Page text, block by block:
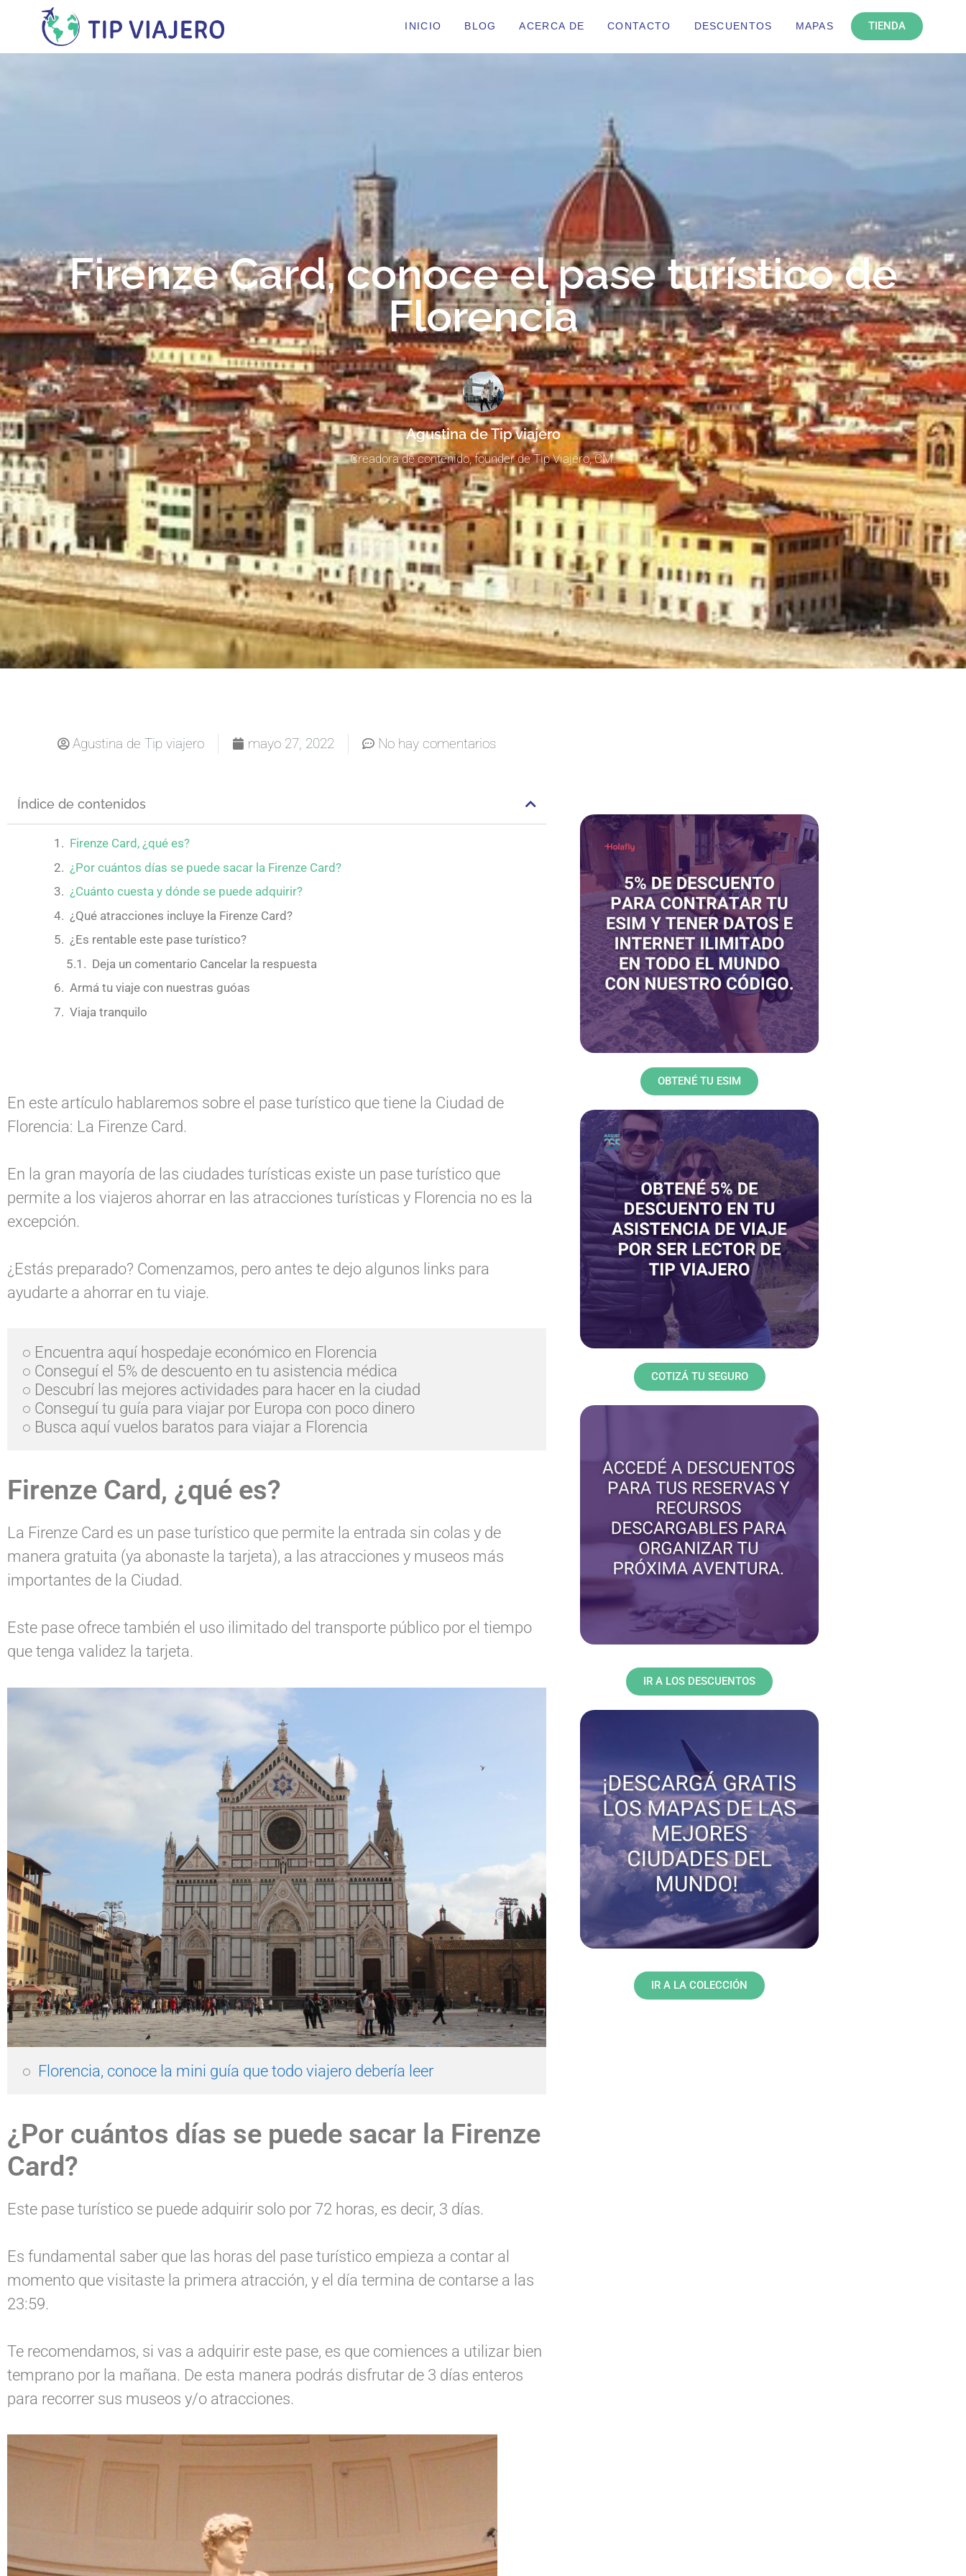
contenido
INICIO BLOG ACERCA DE CONTACTO DESCUENTOS MAPAS TIENDA
Firenze Card, conoce el pase turístico de
Florencia
Agustina de Tip viajero
Creadora de contenido, founder de Tip Viajero, CM.
Agustina de Tip viajero mayo 27, 2022 No hay comentarios
Índice de contenidos
Firenze Card, ¿qué es?
¿Por cuántos días se puede sacar la Firenze Card?
¿Cuánto cuesta y dónde se puede adquirir?
¿Qué atracciones incluye la Firenze Card?
¿Es rentable este pase turístico?
Deja un comentario Cancelar la respuesta
Armá tu viaje con nuestras guóas
Viaja tranquilo
En este artículo hablaremos sobre el pase turístico que tiene la Ciudad de
Florencia: La Firenze Card.
En la gran mayoría de las ciudades turísticas existe un pase turístico que
permite a los viajeros ahorrar en las atracciones turísticas y Florencia no es la
excepción.
¿Estás preparado? Comenzamos, pero antes te dejo algunos links para
ayudarte a ahorrar en tu viaje.
○ Encuentra aquí hospedaje económico en Florencia
○ Conseguí el 5% de descuento en tu asistencia médica
○ Descubrí las mejores actividades para hacer en la ciudad
○ Conseguí tu guía para viajar por Europa con poco dinero
○ Busca aquí vuelos baratos para viajar a Florencia
Firenze Card, ¿qué es?
La Firenze Card es un pase turístico que permite la entrada sin colas y de
manera gratuita (ya abonaste la tarjeta), a las atracciones y museos más
importantes de la Ciudad.
Este pase ofrece también el uso ilimitado del transporte público por el tiempo
que tenga validez la tarjeta.
○ Florencia, conoce la mini guía que todo viajero debería leer
¿Por cuántos días se puede sacar la Firenze
Card?
Este pase turístico se puede adquirir solo por 72 horas, es decir, 3 días.
Es fundamental saber que las horas del pase turístico empieza a contar al
momento que visitaste la primera atracción, y el día termina de contarse a las
23:59.
Te recomendamos, si vas a adquirir este pase, es que comiences a utilizar bien
temprano por la mañana. De esta manera podrás disfrutar de 3 días enteros
para recorrer sus museos y/o atracciones.
OBTENÉ TU ESIM
COTIZÁ TU SEGURO
IR A LOS DESCUENTOS
IR A LA COLECCIÓN